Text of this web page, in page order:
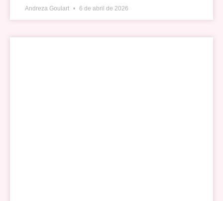
Andreza Goulart 6 de abril de 2026